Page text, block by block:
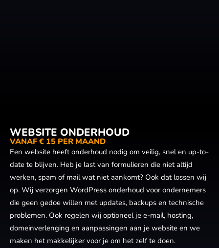
WEBSITE ONDERHOUD
VANAF € 15 PER MAAND
Een website heeft onderhoud nodig om veilig, snel en up-to-
date te blijven. Heb je last van formulieren die niet altijd
werken, spam of mail wat niet aankomt? Ook dat lossen wij
op. Wij verzorgen WordPress onderhoud voor ondernemers
die geen gedoe willen met updates, backups en technische
problemen. Ook regelen wij optioneel je e-mail, hosting,
domeinverlenging en aanpassingen aan je website en we
maken het makkelijker voor je om het zelf te doen.